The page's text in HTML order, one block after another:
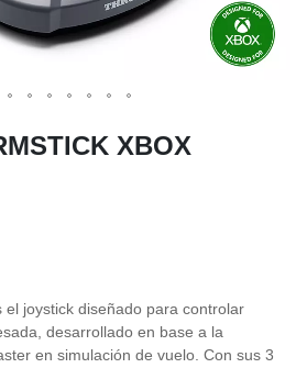
XBOX
el joystick diseñado para controlar
desarrollado en base a la
en simulación de vuelo. Con sus 3